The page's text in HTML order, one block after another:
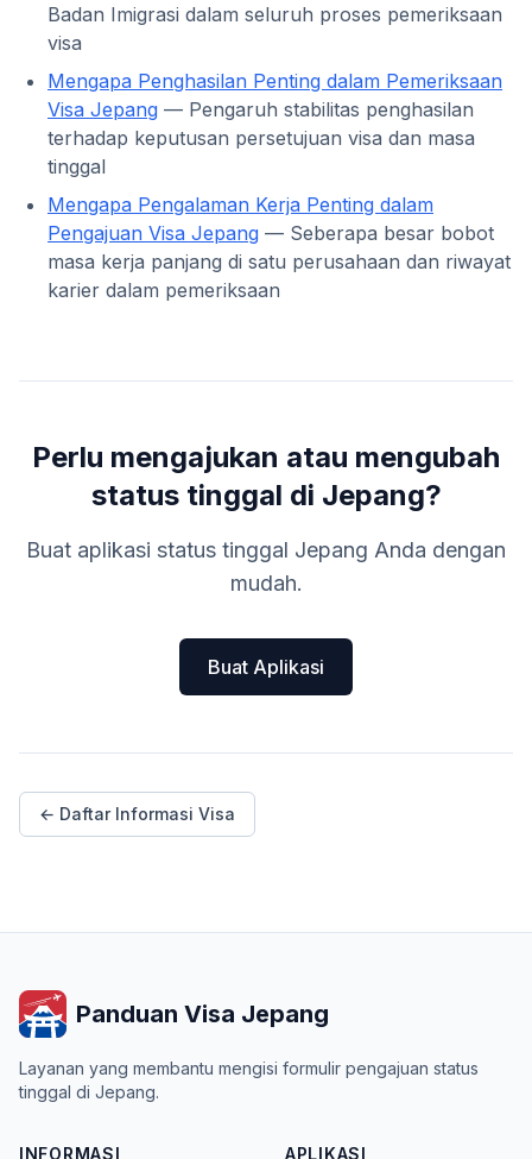
Badan Imigrasi dalam seluruh proses pemeriksaan
visa
Mengapa Penghasilan Penting dalam Pemeriksaan
Visa Jepang — Pengaruh stabilitas penghasilan
terhadap keputusan persetujuan visa dan masa
tinggal
Mengapa Pengalaman Kerja Penting dalam
Pengajuan Visa Jepang — Seberapa besar bobot
masa kerja panjang di satu perusahaan dan riwayat
karier dalam pemeriksaan
Perlu mengajukan atau mengubah
status tinggal di Jepang?
Buat aplikasi status tinggal Jepang Anda dengan
mudah.
Buat Aplikasi
← Daftar Informasi Visa
Panduan Visa Jepang
Layanan yang membantu mengisi formulir pengajuan status
tinggal di Jepang.
INFORMASI APLIKASI